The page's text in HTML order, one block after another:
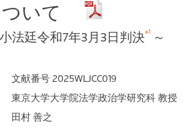
ついて
法廷令和7年3月3日判決※1 ～
文献番号 2025WLJCC019
東京大学大学院法学政治学研究科 教授
田村 善之